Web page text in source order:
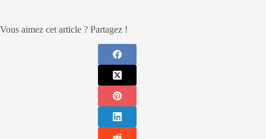
Vous aimez cet article ? Partagez !